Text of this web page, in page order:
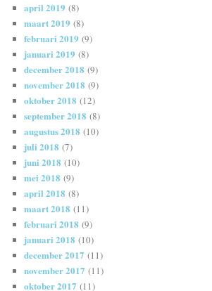
april 2019 (8)
maart 2019 (8)
februari 2019 (9)
januari 2019 (8)
december 2018 (9)
november 2018 (9)
oktober 2018 (12)
september 2018 (8)
augustus 2018 (10)
juli 2018 (7)
juni 2018 (10)
mei 2018 (9)
april 2018 (8)
maart 2018 (11)
februari 2018 (9)
januari 2018 (10)
december 2017 (11)
november 2017 (11)
oktober 2017 (11)